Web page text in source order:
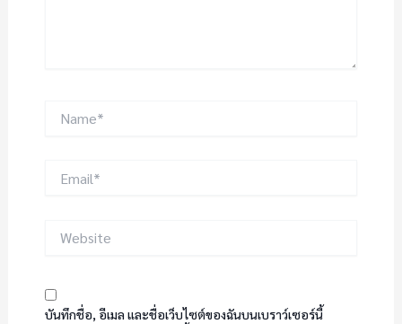
บันทึกชื่อ, อีเมล และชื่อเว็บไซต์ของฉันบนเบราว์เซอร์นี้